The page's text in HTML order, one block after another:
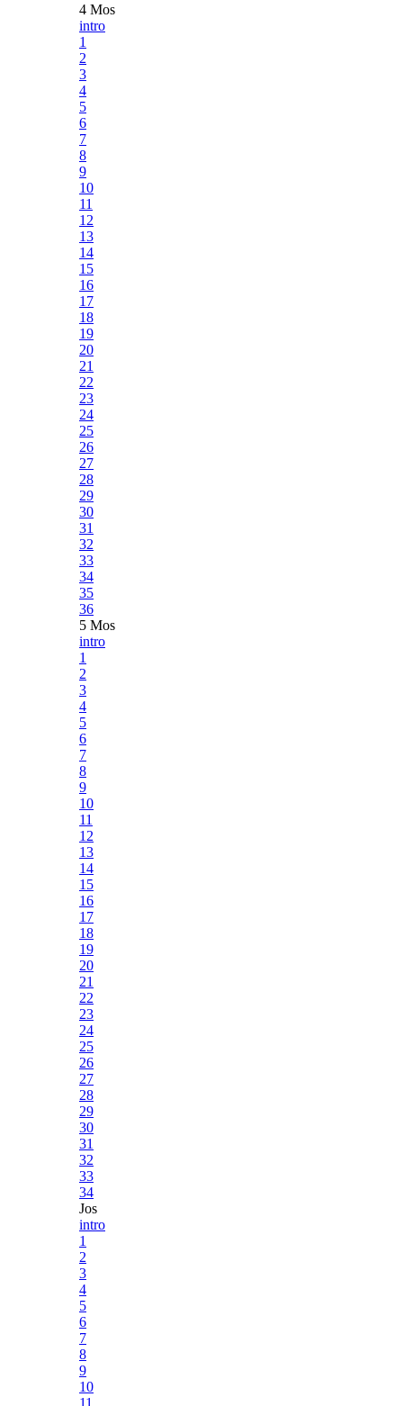
4 Mos
intro
1
2
3
4
5
6
7
8
9
10
11
12
13
14
15
16
17
18
19
20
21
22
23
24
25
26
27
28
29
30
31
32
33
34
35
36
5 Mos
intro
1
2
3
4
5
6
7
8
9
10
11
12
13
14
15
16
17
18
19
20
21
22
23
24
25
26
27
28
29
30
31
32
33
34
Jos
intro
1
2
3
4
5
6
7
8
9
10
11